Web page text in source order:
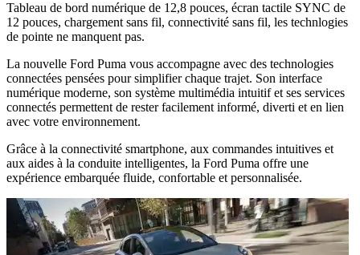
Tableau de bord numérique de 12,8 pouces, écran tactile SYNC de
12 pouces, chargement sans fil, connectivité sans fil, les technlogies
de pointe ne manquent pas.
La nouvelle Ford Puma vous accompagne avec des technologies
connectées pensées pour simplifier chaque trajet. Son interface
numérique moderne, son système multimédia intuitif et ses services
connectés permettent de rester facilement informé, diverti et en lien
avec votre environnement.
Grâce à la connectivité smartphone, aux commandes intuitives et
aux aides à la conduite intelligentes, la Ford Puma offre une
expérience embarquée fluide, confortable et personnalisée.